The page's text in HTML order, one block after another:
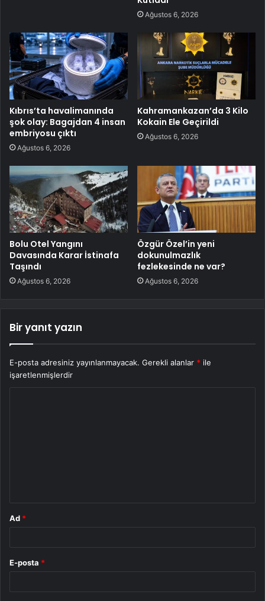
Ağustos 6, 2026
Kıbrıs’ta havalimanında
şok olay: Bagajdan 4 insan
embriyosu çıktı
Ağustos 6, 2026
Kahramankazan’da 3 Kilo
Kokain Ele Geçirildi
Ağustos 6, 2026
Bolu Otel Yangını
Davasında Karar İstinafa
Taşındı
Ağustos 6, 2026
Özgür Özel’in yeni
dokunulmazlık
fezlekesinde ne var?
Ağustos 6, 2026
Bir yanıt yazın
E-posta adresiniz yayınlanmayacak. Gerekli alanlar * ile
işaretlenmişlerdir
Ad *
E-posta *